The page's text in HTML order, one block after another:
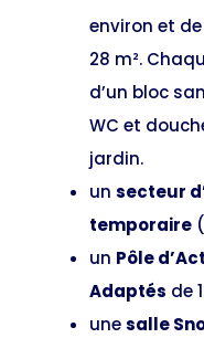
environ et
28 m².
d’un bloc
WC et
jardin.
un secteur
temporaire
un Pôle
Adaptés de
unesalle